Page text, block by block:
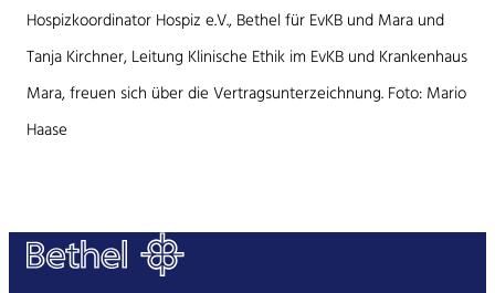
Hospizkoordinator Hospiz e.V., Bethel für EvKB und Mara und
Tanja Kirchner, Leitung Klinische Ethik im EvKB und Krankenhaus
Mara, freuen sich über die Vertragsunterzeichnung. Foto: Mario
Haase